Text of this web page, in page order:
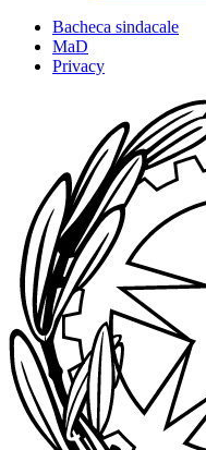
Bacheca sindacale
MaD
Privacy